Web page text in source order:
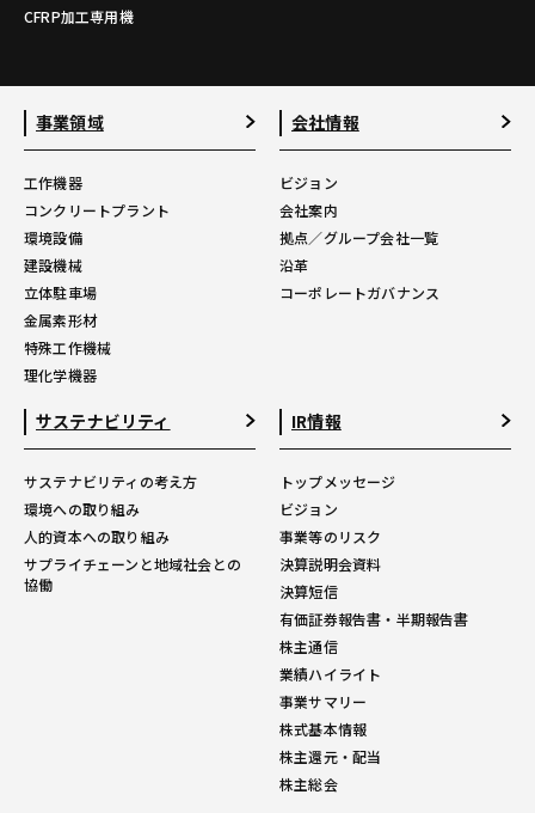
CFRP加工専用機
事業領域
工作機器
コンクリートプラント
環境設備
建設機械
立体駐車場
金属素形材
特殊工作機械
理化学機器
会社情報
ビジョン
会社案内
拠点／グループ会社一覧
沿革
コーポレートガバナンス
サステナビリティ
サステナビリティの考え方
環境への取り組み
人的資本への取り組み
サプライチェーンと地域社会との
協働
IR情報
トップメッセージ
ビジョン
事業等のリスク
決算説明会資料
決算短信
有価証券報告書・半期報告書
株主通信
業績ハイライト
事業サマリー
株式基本情報
株主還元・配当
株主総会